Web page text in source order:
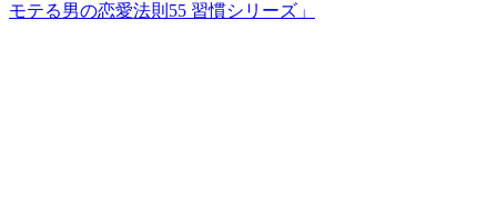
モテる男の恋愛法則55 習慣シリーズ」